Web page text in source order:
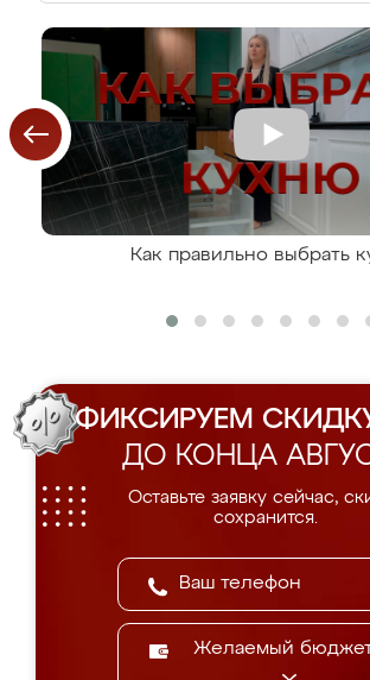
Как правильно выбрать
ФИКСИРУЕМ
ДО КОНЦА
Оставьте заявку сейчас,
сохранится.
Желаемый